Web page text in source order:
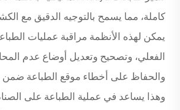
كاملة، مما يسمح بالتوجيه الدقيق مع
يمكن لهذه الأنظمة مراقبة عمليات
الفعلي، وتصحيح وتعديل أوضاع عدم
والحفاظ على أخطاء موقع الطباعة ضمن
وهذا يساعد في عملية الطباعة على